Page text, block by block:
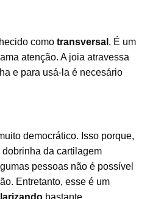
como transversal . É um
atenção. A joia atravessa
e para usá-la é necesário
democrático. Isso porque,
da cartilagem
pessoas não é possível
Entretanto, esse é um
bastante.